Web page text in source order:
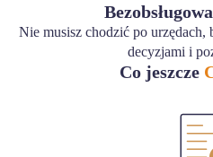
Nie musisz chodzić po
decyzjami i
Co jeszcze